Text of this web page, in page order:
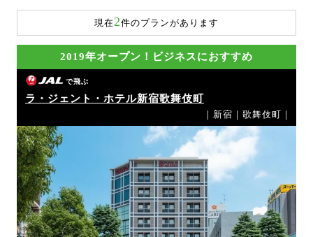
現在2件のプランがあります
2019年オープン！ビジネスにおすすめ
で飛ぶ
ラ・ジェント・ホテル新宿歌舞伎町
｜新宿｜歌舞伎町｜